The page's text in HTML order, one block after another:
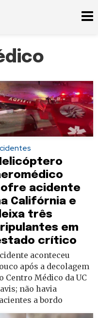
acidente
Califórnia e
três
em
crítico
aconteceu
após a decolagem
Centro Médico da UC
não havia
a bordo